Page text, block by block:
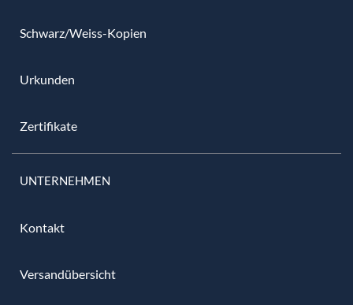
Schwarz/Weiss-Kopien
Urkunden
Zertifikate
UNTERNEHMEN
Kontakt
Versandübersicht